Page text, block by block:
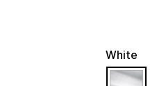
White